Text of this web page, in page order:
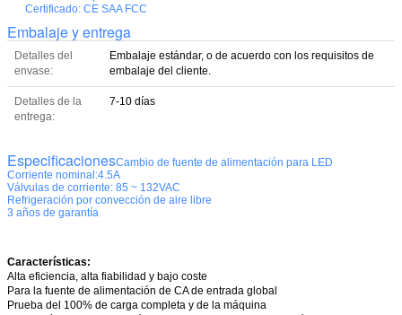
Certificado: CE SAA FCC
Embalaje y entrega
Detalles del
envase:
Embalaje estándar, o de acuerdo con los requisitos de
embalaje del cliente.
Detalles de la
entrega:
7-10 días
EspecificacionesCambio de fuente de alimentación para LED
Corriente nominal:4.5A
Válvulas de corriente: 85 ~ 132VAC
Refrigeración por convección de aire libre
3 años de garantía
Características:
Alta eficiencia, alta fiabilidad y bajo coste
Para la fuente de alimentación de CA de entrada global
Prueba del 100% de carga completa y de la máquina